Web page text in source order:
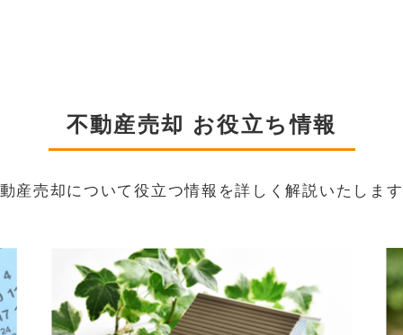
不動産売却 お役立ち情報
産売却について役立つ情報を詳しく解説いたしま